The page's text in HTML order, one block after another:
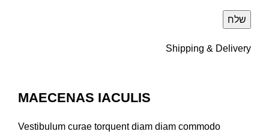
Shipping & Delivery
MAECENAS IACULIS
Vestibulum curae torquent diam diam commodo